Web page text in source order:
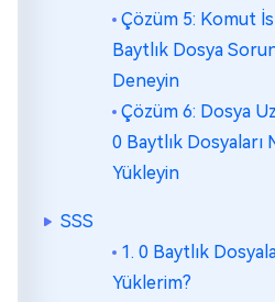
Çözüm 5: Komut
Baytlık Dosya
Deneyin
Çözüm 6: Dosya
0 Baytlık Dosyaları
Yükleyin
SSS
1. 0 Baytlık
Yüklerim?